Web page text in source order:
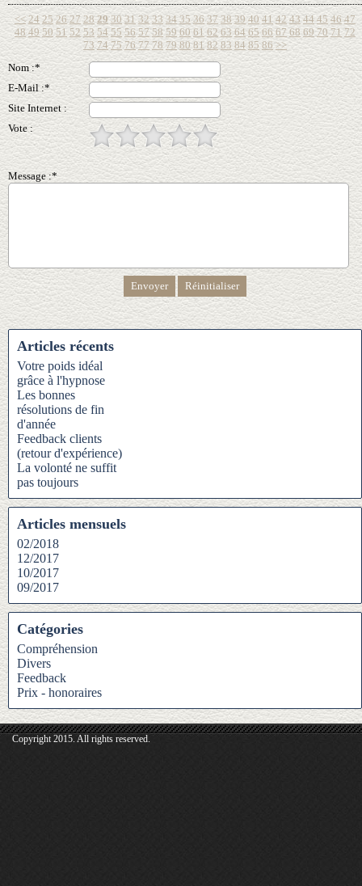
<< 24 25 26 27 28 29 30 31 32 33 34 35 36 37 38 39 40 41 42 43 44 45 46 47
48 49 50 51 52 53 54 55 56 57 58 59 60 61 62 63 64 65 66 67 68 69 70 71 72
73 74 75 76 77 78 79 80 81 82 83 84 85 86 >>
Nom :*
E-Mail :*
Site Internet :
Vote :
Message :*
Articles récents
Votre poids idéal
grâce à l'hypnose
Les bonnes
résolutions de fin
d'année
Feedback clients
(retour d'expérience)
La volonté ne suffit
pas toujours
Articles mensuels
02/2018
12/2017
10/2017
09/2017
Catégories
Compréhension
Divers
Feedback
Prix - honoraires
Copyright 2015. All rights reserved.